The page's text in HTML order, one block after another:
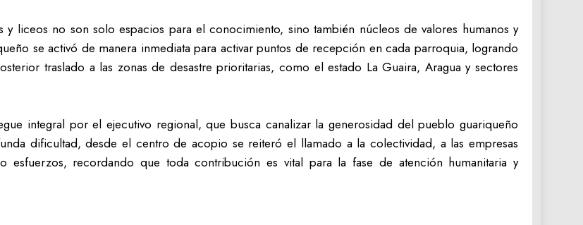
liceos no son solo espacios para el conocimiento, sino también núcleos de valores humanos y
se activó de manera inmediata para activar puntos de recepción en cada parroquia, logrando
traslado a las zonas de desastre prioritarias, como el estado La Guaira, Aragua y sectores
integral por el ejecutivo regional, que busca canalizar la generosidad del pueblo guariqueño
dificultad, desde el centro de acopio se reiteró el llamado a la colectividad, a las empresas
esfuerzos, recordando que toda contribución es vital para la fase de atención humanitaria y